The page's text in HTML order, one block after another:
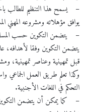
– يسمح هذا التنظيم للطالب
يوافق مؤهلاته ومشروعه المهني
– يتضمن التكوين حسب المسلك
يتضمن التكوين وفقا لأهدافه،
قبل تمهينية وعناصر تمهينية،
وكذا تعلم طريق العمل الجماعي
التحكم في اللغات الأجنبية.
– كما يمكن أن يتضمن التكوين